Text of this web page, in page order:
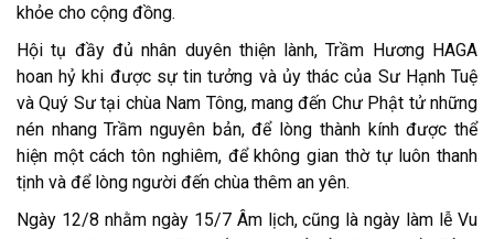
khỏe cho cộng đồng.
Hội tụ đầy đủ nhân duyên thiện lành, Trầm Hương HAGA
hoan hỷ khi được sự tin tưởng và ủy thác của Sư Hạnh Tuệ
và Quý Sư tại chùa Nam Tông, mang đến Chư Phật tử những
nén nhang Trầm nguyên bản, để lòng thành kính được thể
hiện một cách tôn nghiêm, để không gian thờ tự luôn thanh
tịnh và để lòng người đến chùa thêm an yên.
Ngày 12/8 nhằm ngày 15/7 Âm lịch, cũng là ngày làm lễ Vu